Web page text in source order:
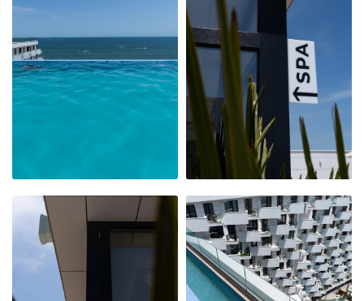
NOASTRĂ CĂTRE
MAREA NEAGRĂ
ȘI PRIVELIȘTEA
NOASTRĂ CĂTRE
MAREA NEAGRĂ
PISCINA INFINITY
ȘI PRIVELIȘTEA
PISCINA INFINITY
ȘI PRIVELIȘTEA